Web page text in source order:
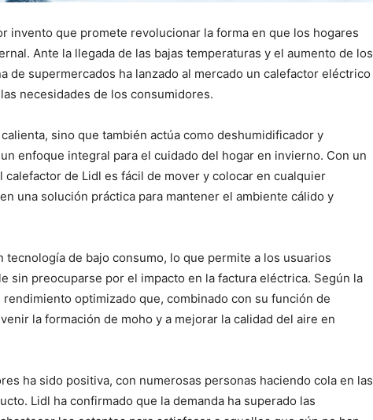
invento que promete revolucionar la forma en que los hogares
Ante la llegada de las bajas temperaturas y el aumento de los
de supermercados ha lanzado al mercado un calefactor eléctrico
necesidades de los consumidores.
sino que también actúa como deshumidificador y
enfoque integral para el cuidado del hogar en invierno. Con un
de Lidl es fácil de mover y colocar en cualquier
una solución práctica para mantener el ambiente cálido y
tecnología de bajo consumo, lo que permite a los usuarios
sin preocuparse por el impacto en la factura eléctrica. Según la
optimizado que, combinado con su función de
la formación de moho y a mejorar la calidad del aire en
ha sido positiva, con numerosas personas haciendo cola en las
Lidl ha confirmado que la demanda ha superado las